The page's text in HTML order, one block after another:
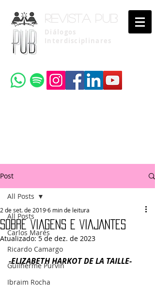
Revista pub
Diálogos
Interdisciplinares
Post
All Posts
Carlos Marés
Ricardo Camargo
Guilherme Purvin
Ibraim Rocha
All Posts
SOBRE VIAGENS E VIAJANTES
2 de set. de 20196 min de leitura
Atualizado:5 de dez. de 2023
-ELIZABETH HARKOT DE LA TAILLE-